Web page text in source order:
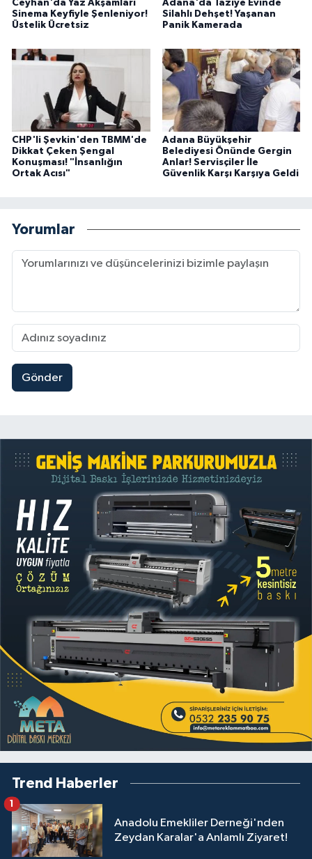
Ceyhan'da Yaz Akşamları
Sinema Keyfiyle Şenleniyor!
Üstelik Ücretsiz
Adana'da Taziye Evinde
Silahlı Dehşet! Yaşanan
Panik Kamerada
CHP'li Şevkin'den TBMM'de
Dikkat Çeken Şengal
Konuşması! "İnsanlığın
Ortak Acısı"
Adana Büyükşehir
Belediyesi Önünde Gergin
Anlar! Servisçiler İle
Güvenlik Karşı Karşıya Geldi
Yorumlar
Gönder
Trend Haberler
Anadolu Emekliler Derneği'nden
Zeydan Karalar'a Anlamlı Ziyaret!
1